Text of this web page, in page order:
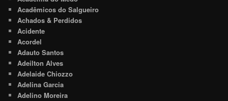
Acadêmicos do Salgueiro
Achados & Perdidos
Acidente
Acordel
Adauto Santos
Adeilton Alves
Adelaide Chiozzo
Adelina Garcia
Adelino Moreira